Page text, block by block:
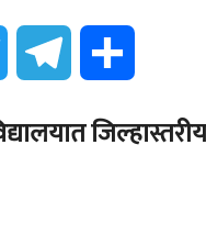
Twitter Telegram
जिल्हास्तरीय